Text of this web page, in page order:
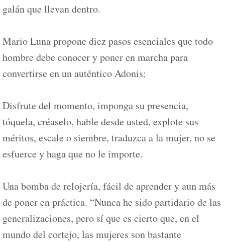
galán que llevan dentro.
Mario Luna propone diez pasos esenciales que todo
hombre debe conocer y poner en marcha para
convertirse en un auténtico Adonis:
Disfrute del momento, imponga su presencia,
tóquela, créaselo, hable desde usted, explote sus
méritos, escale o siembre, traduzca a la mujer, no se
esfuerce y haga que no le importe.
Una bomba de relojería, fácil de aprender y aun más
de poner en práctica. “Nunca he sido partidario de las
generalizaciones, pero sí que es cierto que, en el
mundo del cortejo, las mujeres son bastante